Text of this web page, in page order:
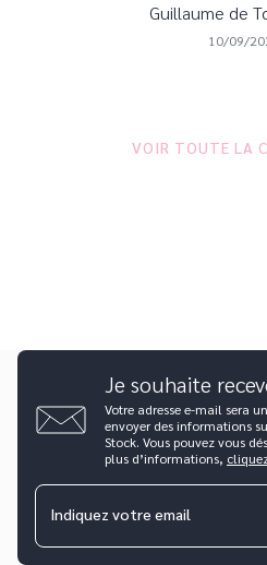
Guillaume de
10/09/
VOIR TOUTE LA
Je souhaite
Votre adresse e-mail sera
envoyer des informations
Stock. Vous pouvez vous
plus d’informations,
Indiquez votre email